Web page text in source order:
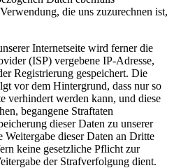
die uns zuzurechnen ist,
Internetseite wird ferner die
(ISP) vergebene IP-Adresse,
Registrierung gespeichert. Die
vor dem Hintergrund, dass nur so
verhindert werden kann, und diese
begangene Straftaten
dieser Daten zu unserer
dieser Daten an Dritte
keine gesetzliche Pflicht zur
der Strafverfolgung dient.